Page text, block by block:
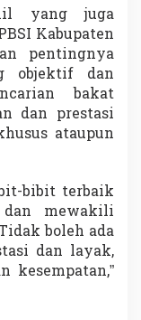
i
n
a
r
yang juga
Kabupaten
pentingnya
objektif dan
bakat
dan prestasi
ataupun
bibit terbaik
mewakili
boleh ada
dan layak,
kesempatan,”